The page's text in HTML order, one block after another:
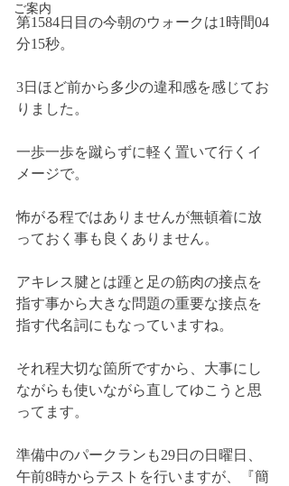
ご案内
第1584日目の今朝のウォークは1時間04
分15秒。
3日ほど前から多少の違和感を感じてお
りました。
一歩一歩を蹴らずに軽く置いて行くイ
メージで。
怖がる程ではありませんが無頓着に放
っておく事も良くありません。
アキレス腱とは踵と足の筋肉の接点を
指す事から大きな問題の重要な接点を
指す代名詞にもなっていますね。
それ程大切な箇所ですから、大事にし
ながらも使いながら直してゆこうと思
ってます。
準備中のパークランも29日の日曜日、
午前8時からテストを行いますが、『簡